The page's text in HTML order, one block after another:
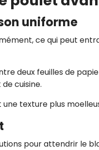
uniforme
ce qui peut
deux feuilles de
cuisine.
texture plus
pour attendrir le